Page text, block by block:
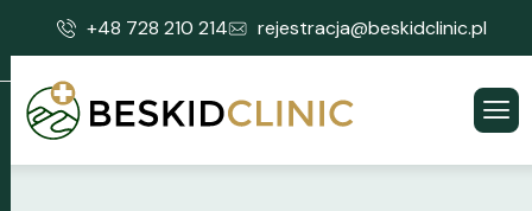
+48 728 210 214 rejestracja@beskidclinic.pl